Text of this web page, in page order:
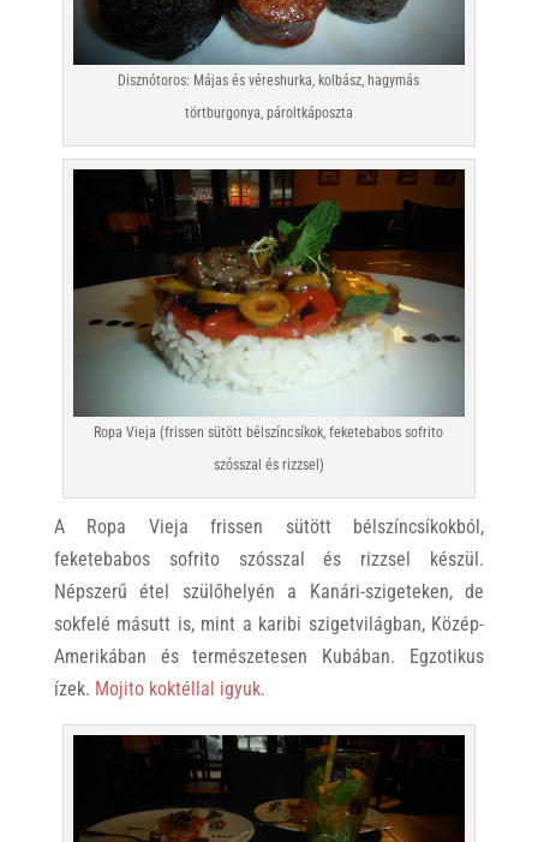
Disznótoros: Májas és véreshurka, kolbász, hagymás
törtburgonya, pároltkáposzta
Ropa Vieja (frissen sütött bélszíncsíkok, feketebabos sofrito
szósszal és rizzsel)
A Ropa Vieja frissen sütött bélszíncsíkokból,
feketebabos sofrito szósszal és rizzsel készül.
Népszerű étel szülőhelyén a Kanári-szigeteken, de
sokfelé másutt is, mint a karibi szigetvilágban, Közép-
Amerikában és természetesen Kubában. Egzotikus
ízek. Mojito koktéllal igyuk.